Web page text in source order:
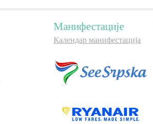
Манифестације
Календар манифестација